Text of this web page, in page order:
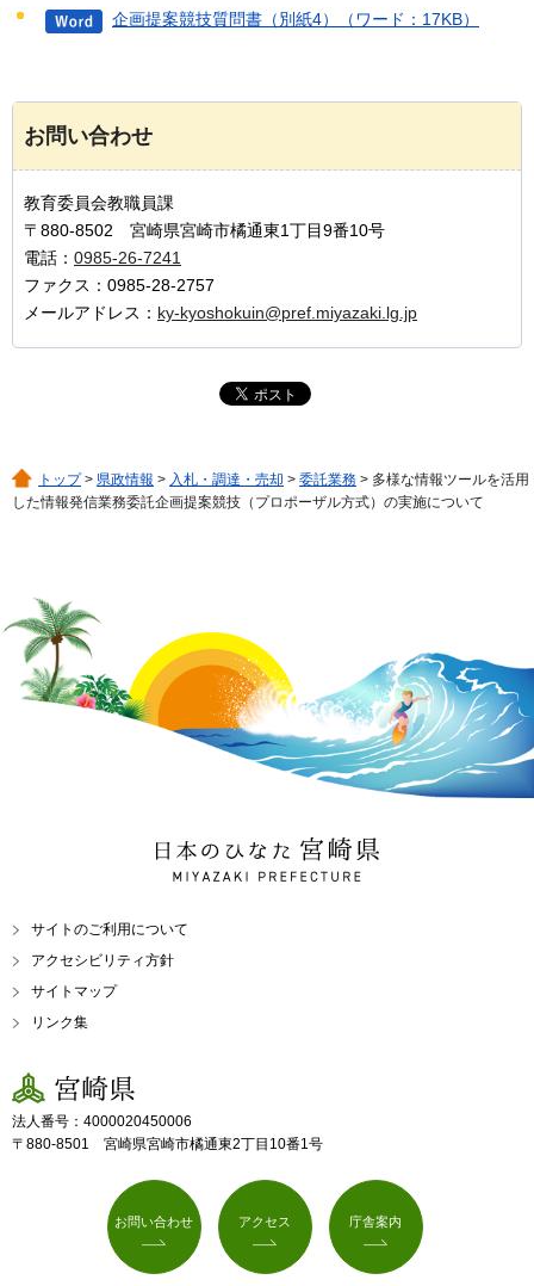
企画提案競技質問書（別紙4）（ワード：17KB）
お問い合わせ
教育委員会教職員課
〒880-8502 宮崎県宮崎市橘通東1丁目9番10号
電話： 0985-26-7241
ファクス：0985-28-2757
メールアドレス： ky-kyoshokuin@pref.miyazaki.lg.jp
トップ> 県政情報 > 入札・調達・売却 > 委託業務 > 多様な情報ツールを活用
した情報発信業務委託企画提案競技（プロポーザル方式）の実施について
日本のひなた 宮崎県
MIYAZAKI PREFECTURE
サイトのご利用について
アクセシビリティ方針
サイトマップ
リンク集
宮崎県
法人番号：4000020450006
〒880-8501 宮崎県宮崎市橘通東2丁目10番1号
お問い合わせ アクセス 庁舎案内